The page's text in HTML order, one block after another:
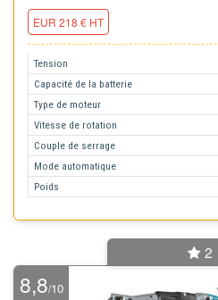
EUR 218 € HT
Tension
Capacité de la batterie
Type de moteur
Vitesse de rotation
Couple de serrage
Mode automatique
Poids
2
8,8/10